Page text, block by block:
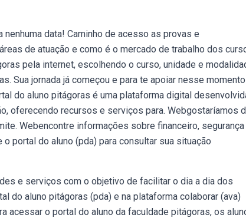
data! Caminho de acesso as provas e
de atuação e como é o mercado de trabalho dos
pela internet, escolhendo o curso, unidade e
Sua jornada já começou e para te apoiar nesse momento
do aluno pitágoras é uma plataforma digital
oferecendo recursos e serviços para. Webgostaríamos
Webencontre informações sobre financeiro, segurança
portal do aluno (pda) para consultar sua situação
e serviços com o objetivo de facilitar o dia a dia dos
do aluno pitágoras (pda) e na plataforma colaborar (ava)
acessar o portal do aluno da faculdade pitágoras, os